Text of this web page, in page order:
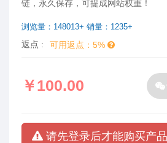
链，永久保存，可提成网站权重！
浏览量：148013+ 销量：1235+
返点 : 可用返点：5%
￥100.00
请先登录后才能购买产品